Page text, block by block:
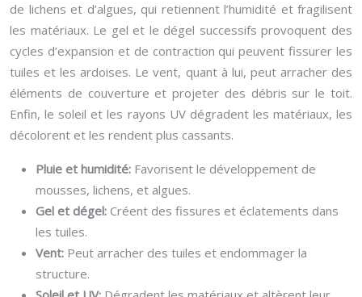
de lichens et d’algues, qui retiennent l’humidité et fragilisent
les matériaux. Le gel et le dégel successifs provoquent des
cycles d’expansion et de contraction qui peuvent fissurer les
tuiles et les ardoises. Le vent, quant à lui, peut arracher des
éléments de couverture et projeter des débris sur le toit.
Enfin, le soleil et les rayons UV dégradent les matériaux, les
décolorent et les rendent plus cassants.
Pluie et humidité: Favorisent le développement de
mousses, lichens, et algues.
Gel et dégel: Créent des fissures et éclatements dans
les tuiles.
Vent: Peut arracher des tuiles et endommager la
structure.